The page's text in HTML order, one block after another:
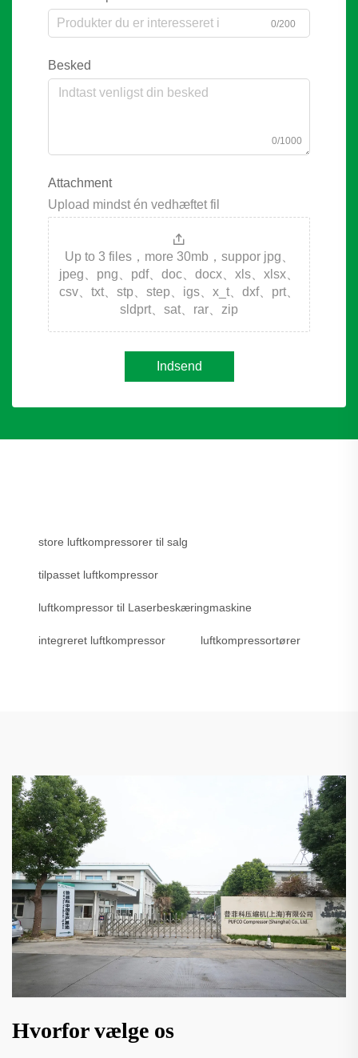
0/200
Besked
0/1000
Attachment
Upload mindst én vedhæftet fil
Up to 3 files，more 30mb，suppor jpg、
jpeg、png、pdf、doc、docx、xls、xlsx、
csv、txt、stp、step、igs、x_t、dxf、prt、
sldprt、sat、rar、zip
Indsend
store luftkompressorer til salg
tilpasset luftkompressor
luftkompressor til Laserbeskæringmaskine
integreret luftkompressor luftkompressortører
Hvorfor vælge os